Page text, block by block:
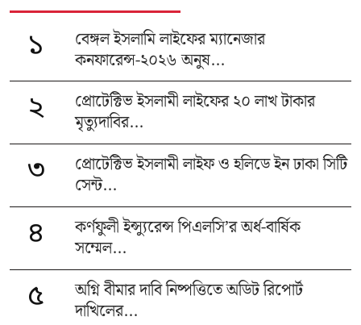
১
বেঙ্গল ইসলামি লাইফের ম্যানেজার
কনফারেন্স-২০২৬ অনুষ...
২
প্রোটেক্টিভ ইসলামী লাইফের ২০ লাখ টাকার
মৃত্যুদাবির...
৩
প্রোটেক্টিভ ইসলামী লাইফ ও হলিডে ইন ঢাকা সিটি
সেন্ট...
৪
কর্ণফুলী ইন্স্যুরেন্স পিএলসি’র অর্ধ-বার্ষিক
সম্মেল...
৫
অগ্নি বীমার দাবি নিষ্পত্তিতে অডিট রিপোর্ট
দাখিলের...